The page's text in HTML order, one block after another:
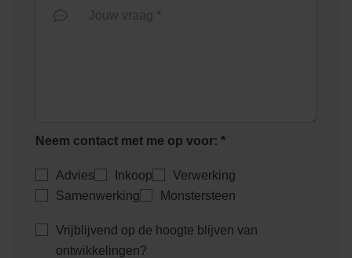
Jouw vraag *
Neem contact met me op voor: *
Advies Inkoop
Verwerking
Samenwerking
Monstersteen
Vrijblijvend op de hoogte blijven van
ontwikkelingen?